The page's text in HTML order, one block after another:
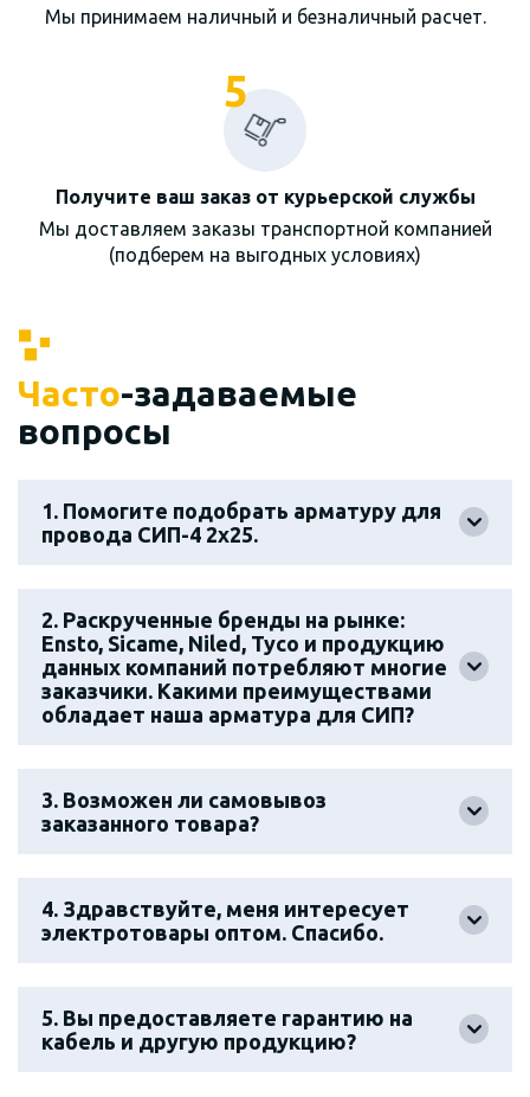
Мы принимаем наличный и безналичный расчет.
5
Получите ваш заказ от курьерской службы
Мы доставляем заказы транспортной компанией
(подберем на выгодных условиях)
Часто-задаваемые
вопросы
1. Помогите подобрать арматуру для
провода СИП-4 2х25.
2. Раскрученные бренды на рынке:
Ensto, Sicame, Niled, Tyco и продукцию
данных компаний потребляют многие
заказчики. Какими преимуществами
обладает наша арматура для СИП?
3. Возможен ли самовывоз
заказанного товара?
4. Здравствуйте, меня интересует
электротовары оптом. Спасибо.
5. Вы предоставляете гарантию на
кабель и другую продукцию?